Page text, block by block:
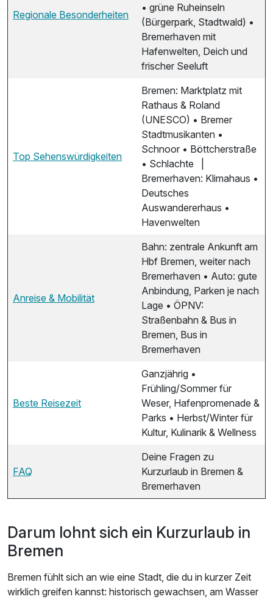
Regionale Besonderheiten
• grüne Ruheinseln
(Bürgerpark, Stadtwald) •
Bremerhaven mit
Hafenwelten, Deich und
frischer Seeluft
Top Sehenswürdigkeiten
Bremen: Marktplatz mit
Rathaus & Roland
(UNESCO) • Bremer
Stadtmusikanten •
Schnoor • Böttcherstraße
• Schlachte |
Bremerhaven: Klimahaus •
Deutsches
Auswandererhaus •
Havenwelten
Anreise & Mobilität
Bahn: zentrale Ankunft am
Hbf Bremen, weiter nach
Bremerhaven • Auto: gute
Anbindung, Parken je nach
Lage • ÖPNV:
Straßenbahn & Bus in
Bremen, Bus in
Bremerhaven
Beste Reisezeit
Ganzjährig •
Frühling/Sommer für
Weser, Hafenpromenade &
Parks • Herbst/Winter für
Kultur, Kulinarik & Wellness
FAQ
Deine Fragen zu
Kurzurlaub in Bremen &
Bremerhaven
Darum lohnt sich ein Kurzurlaub in
Bremen
Bremen fühlt sich an wie eine Stadt, die du in kurzer Zeit
wirklich greifen kannst: historisch gewachsen, am Wasser